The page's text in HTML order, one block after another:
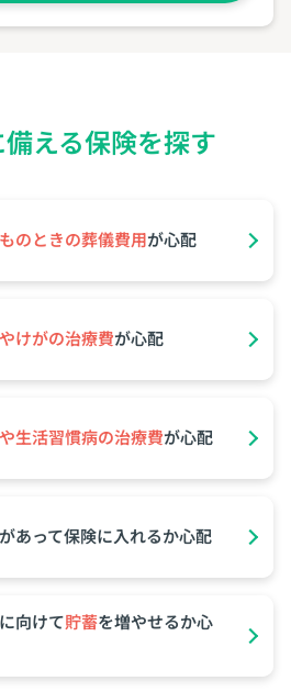
える保険を探す
のときの葬儀費⽤が⼼配
けがの治療費が⼼配
⽣活習慣病の治療費が⼼配
があって保険に⼊れるか⼼配
向けて貯蓄を増やせるか⼼